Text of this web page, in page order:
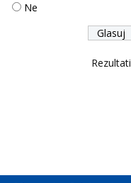
Ne
Rezultati